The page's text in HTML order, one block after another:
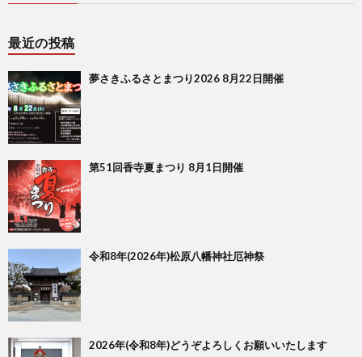
最近の投稿
夢さきふるさとまつり2026 8月22日開催
第51回香寺夏まつり 8月1日開催
令和8年(2026年)松原八幡神社厄神祭
2026年(令和8年)どうぞよろしくお願いいたします